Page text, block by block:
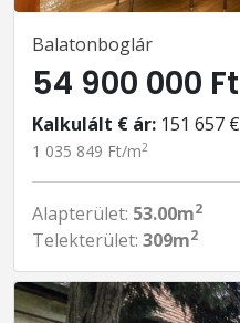
Balatonboglár
54 900 000 Ft
Kalkulált € ár: 151 657 €
1 035 849 Ft/m2
Alapterület: 53.00m2
Telekterület: 309m2